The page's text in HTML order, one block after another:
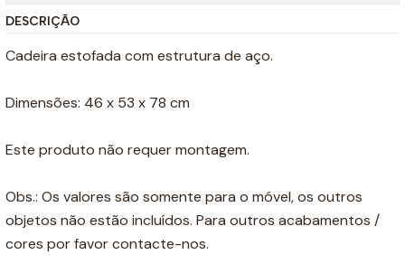
DESCRIÇÃO
Cadeira estofada com estrutura de aço.
Dimensões: 46 x 53 x 78 cm
Este produto não requer montagem.
Obs.: Os valores são somente para o móvel, os outros
objetos não estão incluídos. Para outros acabamentos /
cores por favor contacte-nos.